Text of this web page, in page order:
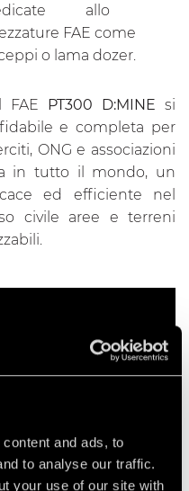
and ads, to
to analyse our traffic.
your use of our site with
dedicate allo
FAE come
o lama dozer.
FAE PT300 D:MINE si
e completa per
ONG e associazioni
in tutto il mondo, un
ed efficiente nel
civile aree e terreni